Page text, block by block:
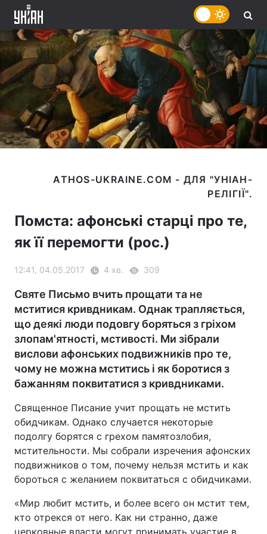
ATHOS-UKRAINE.COM - ДЛЯ "УНІАН-
Помста: афонські старці про те,
як її перемогти (рос.)
12:41, 04.05.2017 4 хв. 309
Святе Письмо вчить прощати та не
мститися кривдникам. Однак трапляється,
що деякі люди подовгу боряться з гріхом
злопам'ятності, мстивості. Ми зібрали
вислови афонських подвижників про те,
чому не можна мститись і як боротися з
бажанням поквитатися з кривдниками.
Священное Писание учит прощать не мстить
обидчикам. Однако случается некоторые
подолгу борятся с грехом памятозлобия,
мстительности. Мы собрали изречения афонских
подвижников о том, почему нельзя мстить и как
бороться с желанием поквитаться с обидчиками.
«Мир любит мстить, и более всего он мстит тем,
кто отрекся от него. Как ни странно, даже
церковные власти могут принимать участие в